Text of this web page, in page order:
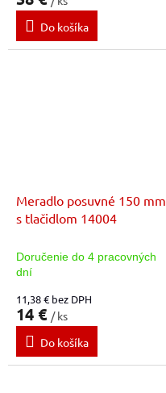
Do košíka
Meradlo posuvné 150 mm
s tlačidlom 14004
Doručenie do 4 pracovných
dní
11,38 € bez DPH
14 € / ks
Do košíka